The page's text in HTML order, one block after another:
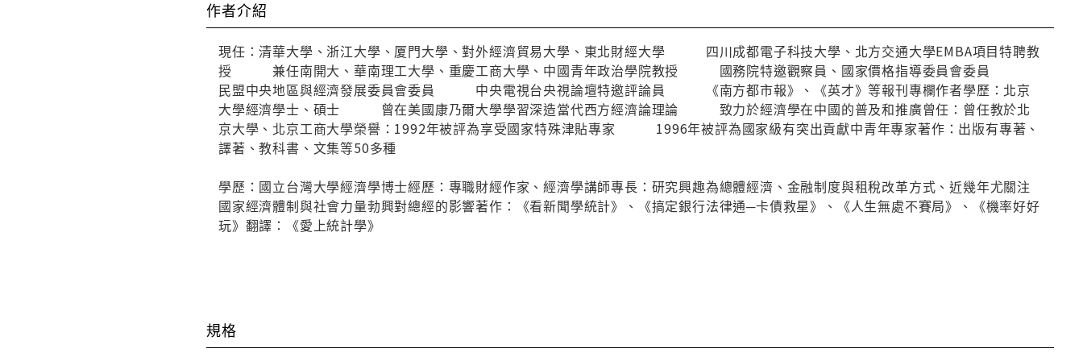
作者介紹
現任：清華大學、浙江大學、厦門大學、對外經濟貿易大學、東北財經大學 四川成都電子科技大學、北方交通大學EMBA項目特聘教
授 兼任南開大、華南理工大學、重慶工商大學、中國青年政治學院教授 國務院特邀觀察員、國家價格指導委員會委員
民盟中央地區與經濟發展委員會委員 中央電視台央視論壇特邀評論員 《南方都市報》、《英才》等報刊專欄作者學歷：北京
大學經濟學士、碩士 曾在美國康乃爾大學學習深造當代西方經濟論理論 致力於經濟學在中國的普及和推廣曾任：曾任教於北
京大學、北京工商大學榮譽：1992年被評為享受國家特殊津貼專家 1996年被評為國家級有突出貢獻中青年專家著作：出版有專著、
譯著、教科書、文集等50多種
學歷：國立台灣大學經濟學博士經歷：專職財經作家、經濟學講師專長：研究興趣為總體經濟、金融制度與租稅改革方式、近幾年尤關注
國家經濟體制與社會力量勃興對總經的影響著作：《看新聞學統計》、《搞定銀行法律通─卡債救星》、《人生無處不賽局》、《機率好好
玩》翻譯：《愛上統計學》
規格